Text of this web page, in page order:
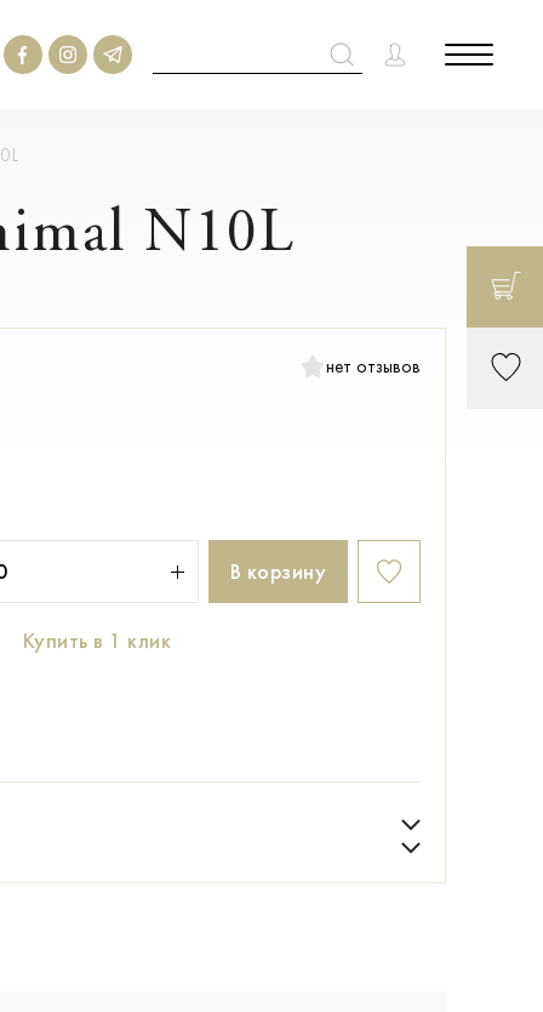
N10L
нет отзывов
В корзину
Купить в 1 клик